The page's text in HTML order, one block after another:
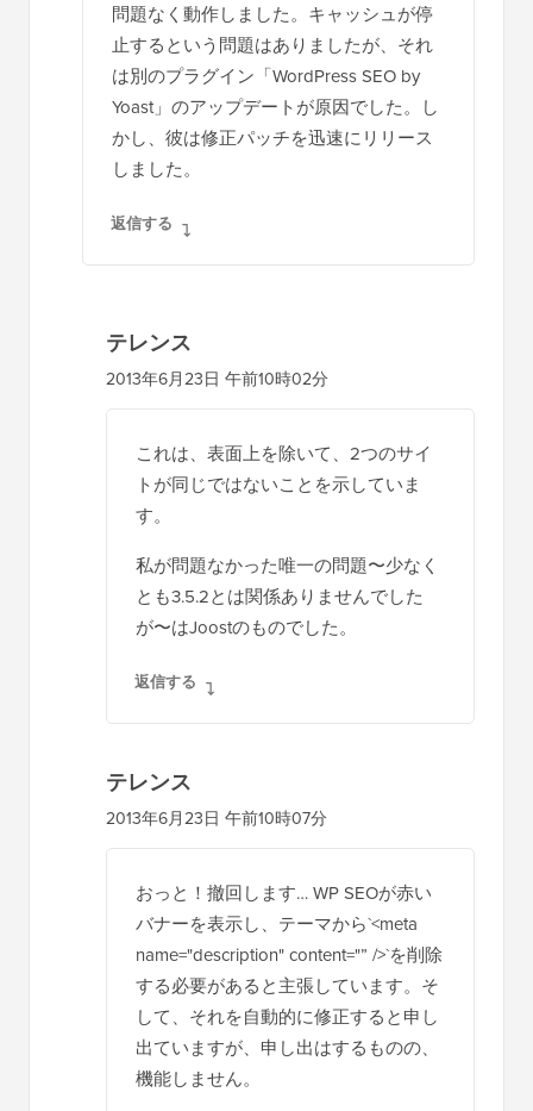
問題なく動作しました。キャッシュが停
止するという問題はありましたが、それ
は別のプラグイン「WordPress SEO by
Yoast」のアップデートが原因でした。し
かし、彼は修正パッチを迅速にリリース
しました。
返信する
テレンス
2013年6月23日 午前10時02分
これは、表面上を除いて、2つのサイ
トが同じではないことを示していま
す。
私が問題なかった唯一の問題〜少なく
とも3.5.2とは関係ありませんでした
が〜はJoostのものでした。
返信する
テレンス
2013年6月23日 午前10時07分
おっと！撤回します… WP SEOが赤い
バナーを表示し、テーマから`<meta
name="description" content="” />`を削除
する必要があると主張しています。そ
して、それを自動的に修正すると申し
出ていますが、申し出はするものの、
機能しません。